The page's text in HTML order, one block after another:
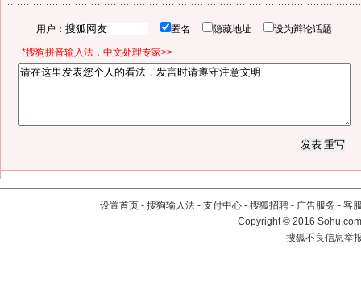
用户： 匿名 隐藏地址 设为辩论话题
*搜狗拼音输入法，中文处理专家>>
设置首页 - 搜狗输入法 - 支付中心 - 搜狐招聘 - 广告服务 - 客
Copyright©2016
搜狐不良信息举